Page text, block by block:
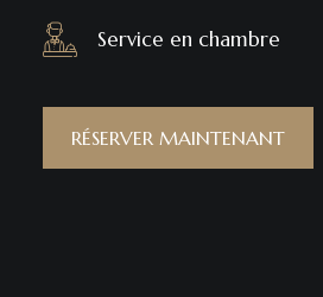
Service en chambre
RÉSERVER MAINTENANT